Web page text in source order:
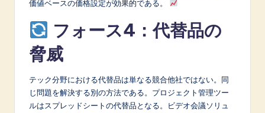
価値ベースの価格設定が効果的である。
フォース4：代替品の
脅威
テック分野における代替品は単なる競合他社ではない。同
じ問題を解決する別の方法である。プロジェクト管理ツー
ルはスプレッドシートの代替品となる。ビデオ会議ソリュ